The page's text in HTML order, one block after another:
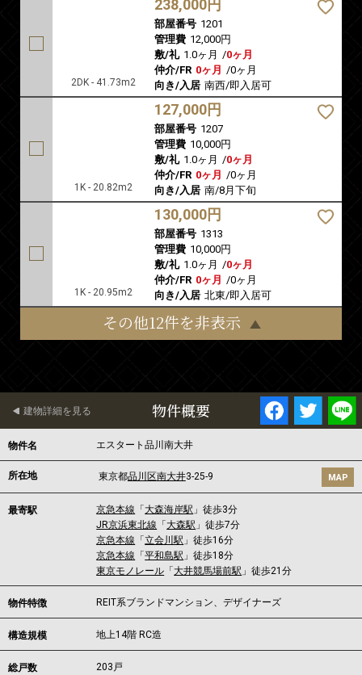
2DK - 41.73m2
238,000円
部屋番号 1201
管理費 12,000円
敷/礼 1.0ヶ月 /0ヶ月
仲介/FR 0ヶ月 /0ヶ月
向き/入居 南西/即入居可
1K - 20.82m2
127,000円
部屋番号 1207
管理費 10,000円
敷/礼 1.0ヶ月 /0ヶ月
仲介/FR 0ヶ月 /0ヶ月
向き/入居 南/8月下旬
1K - 20.95m2
130,000円
部屋番号 1313
管理費 10,000円
敷/礼 1.0ヶ月 /0ヶ月
仲介/FR 0ヶ月 /0ヶ月
向き/入居 北東/即入居可
その他12件を非表示
物件概要
建物詳細を見る
物件名 エスタート品川南大井
所在地 東京都品川区南大井3-25-9 MAP
最寄駅 京急本線 「 大森海岸駅 」徒歩3分
JR京浜東北線 「 大森駅 」徒歩7分
京急本線 「立会川駅 」徒歩16分
京急本線 「平和島駅 」徒歩18分
東京モノレール 「 大井競馬場前駅 」徒歩21分
物件特徴 REIT系ブランドマンション、デザイナーズ
構造規模 地上14階 RC造
総戸数 203戸